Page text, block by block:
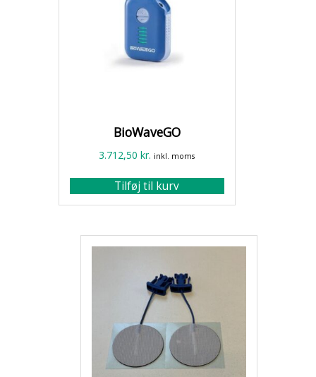
BioWaveGO
3.712,50kr. inkl. moms
Tilføj til kurv